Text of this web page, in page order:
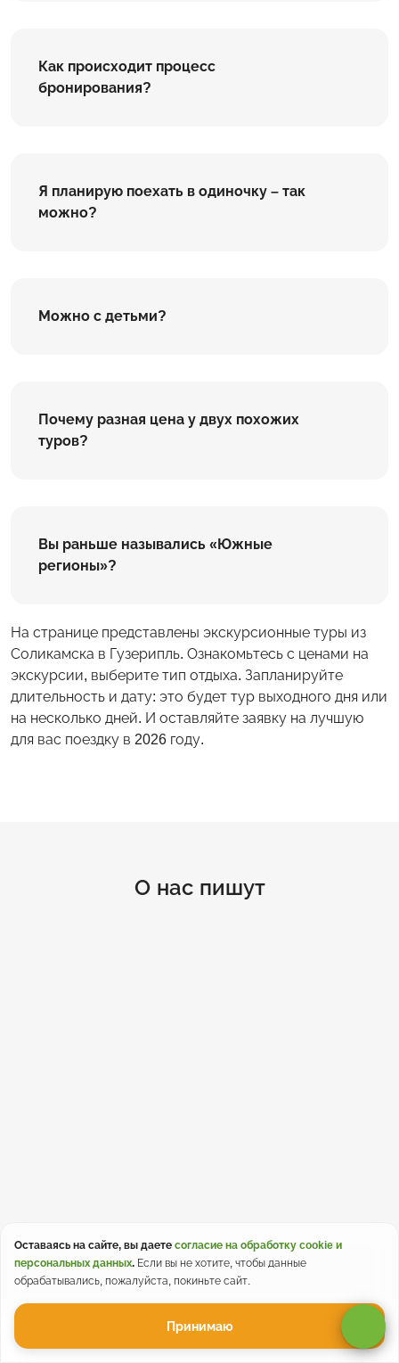
Как происходит процесс
бронирования?
Я планирую поехать в одиночку – так
можно?
Можно с детьми?
Почему разная цена у двух похожих
туров?
Вы раньше назывались «Южные
регионы»?
На странице представлены экскурсионные туры из
Соликамска в Гузерипль. Ознакомьтесь с ценами на
экскурсии, выберите тип отдыха. Запланируйте
длительность и дату: это будет тур выходного дня или
на несколько дней. И оставляйте заявку на лучшую
для вас поездку в 2026 году.
О нас пишут
Оставаясь на сайте, вы даете согласие на обработку cookie и
персональных данных. Если вы не хотите, чтобы данные
обрабатывались, пожалуйста, покиньте сайт.
Принимаю